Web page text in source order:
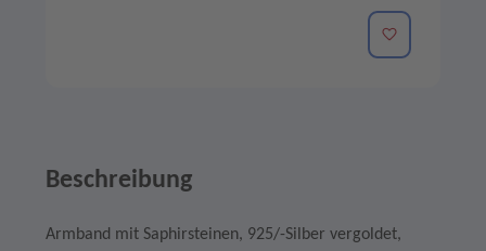
Merken
Beschreibung
Armband mit Saphirsteinen, 925/-Silber vergoldet,